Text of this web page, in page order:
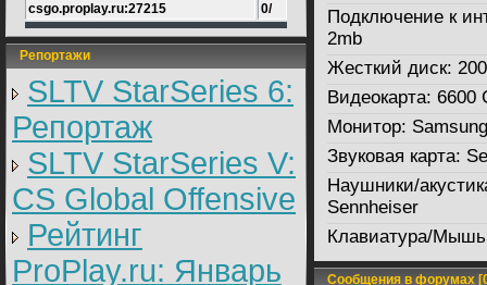
csgo.proplay.ru:27215 0/
Репортажи
SLTV StarSeries 6:
Репортаж
SLTV StarSeries V:
CS Global Offensive
Рейтинг
ProPlay.ru: Январь
Подключение к
2mb
Жесткий диск:
Видеокарта: 6600
Монитор: Samsung
Звуковая карта:
Наушники/
Sennheiser
Клавиатура/
Сообщения в форумах